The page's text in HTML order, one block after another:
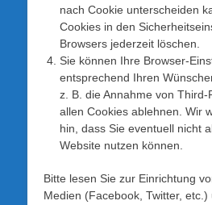
nach Cookie unterscheiden
Cookies in den
Browsers jederzeit löschen.
Sie können Ihre Browser-
entsprechend Ihren
z. B. die Annahme von
allen Cookies ablehnen. Wir
hin, dass Sie eventuell nicht
Website nutzen können.
Bitte lesen Sie zur Einrichtung
Medien (Facebook, Twitter,